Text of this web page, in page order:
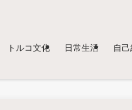
トルコ文化 日常生活 自